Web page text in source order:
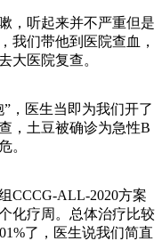
，听起来并不严重但是
我们带他到医院查血，
大医院复查。
，医生当即为我们开了
，土豆被确诊为急性B
。
CCCG-ALL-2020方案
化疗周。总体治疗比较
了，医生说我们简直